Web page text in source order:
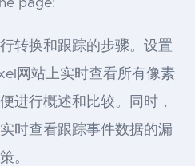
page:
转换和跟踪的步骤。设置
网站上实时查看所有像素
进行概述和比较。同时，
时查看跟踪事件数据的漏
。